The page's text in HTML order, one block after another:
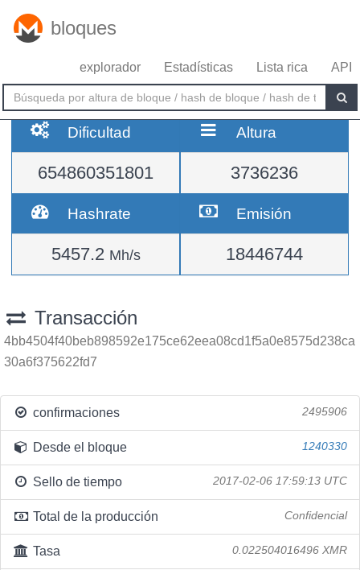
bloques
explorador Estadísticas Lista rica API
Dificultad
654860351801
Altura
3736236
Hashrate
5457.2 Mh/s
Emisión
18446744
Transacción
4bb4504f40beb898592e175ce62eea08cd1f5a0e8575d238ca
30a6f375622fd7
confirmaciones 2495906
Desde el bloque 1240330
Sello de tiempo 2017-02-06 17:59:13 UTC
Total de la producción Confidencial
Tasa 0.022504016496 XMR